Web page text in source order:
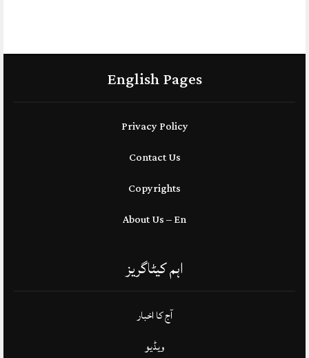
English Pages
Privacy Policy
Contact Us
Copyrights
About Us – En
اہم کیٹاگریز
آج کا اخبار
ویڈیو